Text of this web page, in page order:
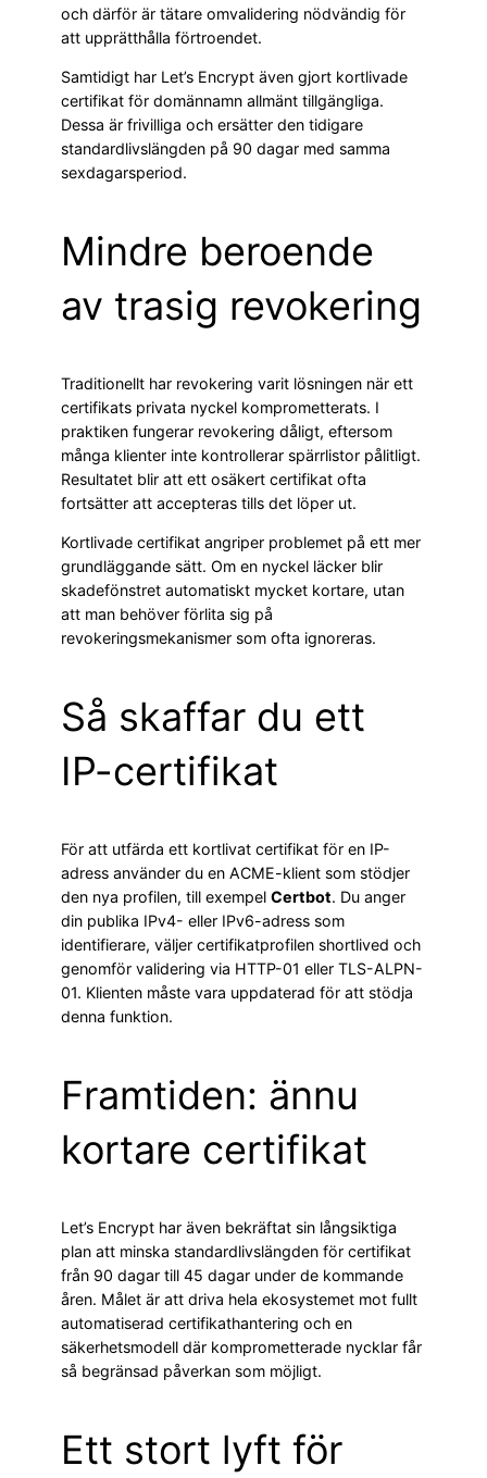
och därför är tätare omvalidering nödvändig för
att upprätthålla förtroendet.
Samtidigt har Let’s Encrypt även gjort kortlivade
certifikat för domännamn allmänt tillgängliga.
Dessa är frivilliga och ersätter den tidigare
standardlivslängden på 90 dagar med samma
sexdagarsperiod.
Mindre beroende
av trasig revokering
Traditionellt har revokering varit lösningen när ett
certifikats privata nyckel komprometterats. I
praktiken fungerar revokering dåligt, eftersom
många klienter inte kontrollerar spärrlistor pålitligt.
Resultatet blir att ett osäkert certifikat ofta
fortsätter att accepteras tills det löper ut.
Kortlivade certifikat angriper problemet på ett mer
grundläggande sätt. Om en nyckel läcker blir
skadefönstret automatiskt mycket kortare, utan
att man behöver förlita sig på
revokeringsmekanismer som ofta ignoreras.
Så skaffar du ett
IP-certifikat
För att utfärda ett kortlivat certifikat för en IP-
adress använder du en ACME-klient som stödjer
den nya profilen, till exempel Certbot. Du anger
din publika IPv4- eller IPv6-adress som
identifierare, väljer certifikatprofilen shortlived och
genomför validering via HTTP-01 eller TLS-ALPN-
01. Klienten måste vara uppdaterad för att stödja
denna funktion.
Framtiden: ännu
kortare certifikat
Let’s Encrypt har även bekräftat sin långsiktiga
plan att minska standardlivslängden för certifikat
från 90 dagar till 45 dagar under de kommande
åren. Målet är att driva hela ekosystemet mot fullt
automatiserad certifikathantering och en
säkerhetsmodell där komprometterade nycklar får
så begränsad påverkan som möjligt.
Ett stort lyft för